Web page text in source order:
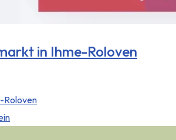
in Ihme-Roloven
Roloven